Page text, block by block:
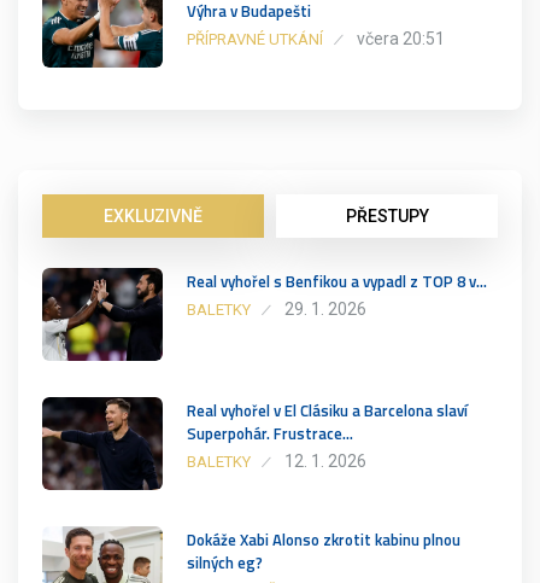
Výhra v Budapešti
PŘÍPRAVNÉ UTKÁNÍ včera 20:51
EXKLUZIVNĚ PŘESTUPY
Real vyhořel s Benfikou a vypadl z TOP 8 v…
BALETKY 29. 1. 2026
Real vyhořel v El Clásiku a Barcelona slaví
Superpohár. Frustrace…
BALETKY 12. 1. 2026
Dokáže Xabi Alonso zkrotit kabinu plnou
silných eg?